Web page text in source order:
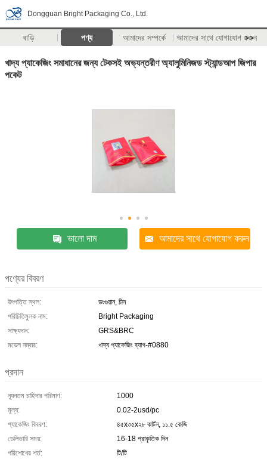
Dongguan Bright Packaging Co., Ltd.
বাড়ি পণ্য আমাদের সম্পর্কে আমাদের সাথে যোগাযোগ করুন
>>
খাদ্য প্যাকেজিং সমাধানের জন্য টেকসই অভ্যন্তরীণ অ্যালুমিনিজড স্ট্যান্ডআপ জিপার
পকেট
ভালো দাম আমাদের সাথে যোগাযোগ করুন
পণ্যের বিবরণ
উৎপত্তি স্থল:
ডংগুয়ান, চীন
পরিচিতিমুলক নাম:
Bright Packaging
সাক্ষ্যদান:
GRS&BRC
মডেল নম্বার:
খাদ্য প্যাকেজিং ব্যাগ-#0880
প্রদান
ন্যূনতম চাহিদার পরিমাণ:
1000
মূল্য:
0.02-2usd/pc
প্যাকেজিং বিবরণ:
৪৫x৩৫x২৮ কার্টন, ১১.৫ কেজি
ডেলিভারি সময়:
16-18 প্রাকৃতিক দিন
পরিশোধের শর্ত:
টি/টি